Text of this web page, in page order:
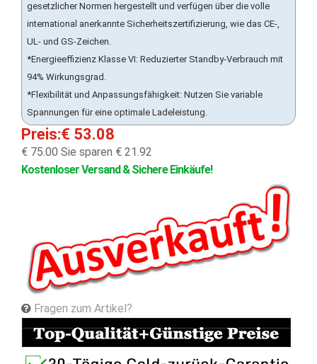
gesetzlicher Normen hergestellt und verfügen über die volle
international anerkannte Sicherheitszertifizierung, wie das CE-,
UL- und GS-Zeichen.
*Energieeffizienz Klasse VI: Reduzierter Standby-Verbrauch mit
94% Wirkungsgrad.
*Flexibilität und Anpassungsfähigkeit: Nutzen Sie variable
Spannungen für eine optimale Ladeleistung.
Preis:€ 53.08
€ 75.00 Sie sparen € 21.92
Kostenloser Versand & Sichere Einkäufe!
Fragen zum Artikel?